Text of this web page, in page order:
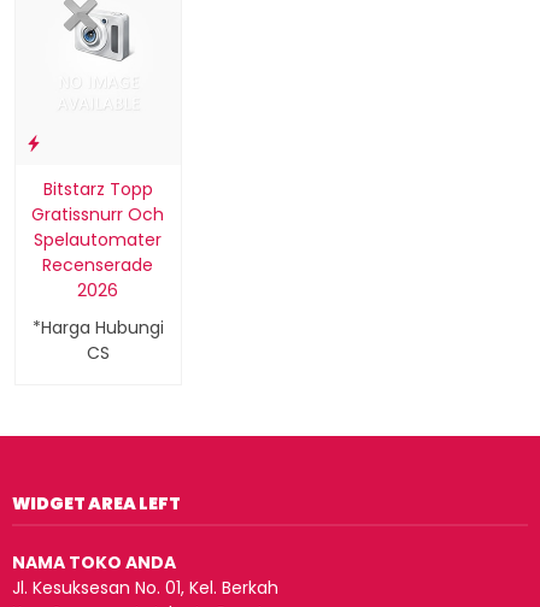
Bitstarz Topp
Gratissnurr Och
Spelautomater
Recenserade
2026
*Harga Hubungi
CS
WIDGET AREA LEFT
NAMA TOKO ANDA
Jl. Kesuksesan No. 01, Kel. Berkah